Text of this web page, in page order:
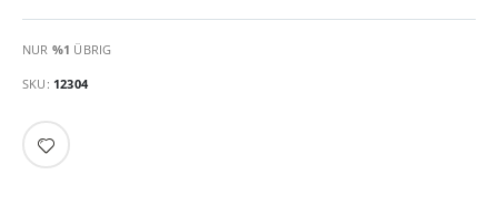
NUR %1 ÜBRIG
SKU 12304